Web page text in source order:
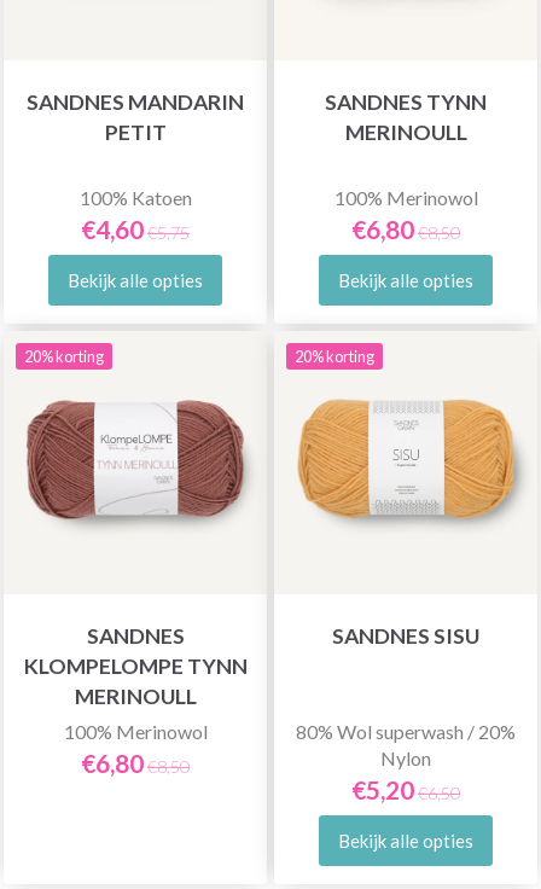
SANDNES MANDARIN
PETIT
100% Katoen
€4,60€5,75
Bekijk alle opties
SANDNES TYNN
MERINOULL
100% Merinowol
€6,80€8,50
Bekijk alle opties
20% korting
SANDNES
KLOMPELOMPE TYNN
MERINOULL
100% Merinowol
€6,80€8,50
20% korting
SANDNES SISU
80% Wol superwash / 20%
Nylon
€5,20€6,50
Bekijk alle opties